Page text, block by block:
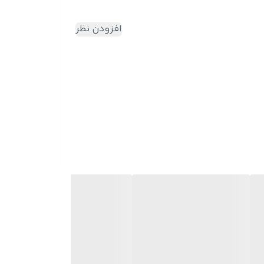
افزودن نظر